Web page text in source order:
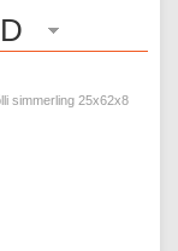
simmerling 25x62x8